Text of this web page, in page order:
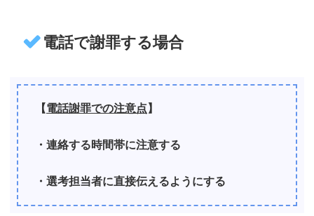
電話で謝罪する場合
【電話謝罪での注意点 】
・連絡する時間帯に注意する
・選考担当者に直接伝えるようにする